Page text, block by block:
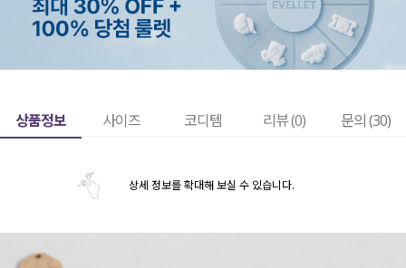
상품정보 사이즈 코디템 리뷰 (0) 문의 (30)
상세 정보를 확대해 보실 수 있습니다.